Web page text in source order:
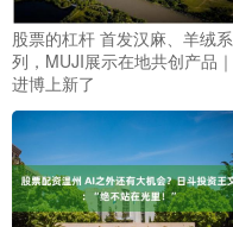
股票的杠杆 首发汉麻、羊绒系
列，MUJI展示在地共创产品｜
进博上新了